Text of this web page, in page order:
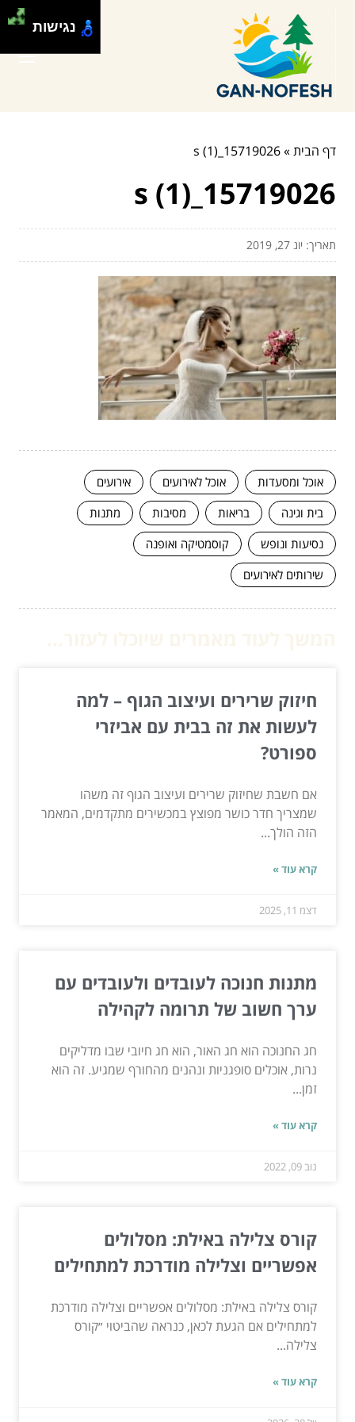
דף הבית»
15719026_s (1)
15719026_s (1)
תאריך: יונ 27, 2019
אוכל ומסעדות אוכל לאירועים
אירועים
בית וגינה
בריאות מסיבות
מתנות
נסיעות ונופש
קוסמטיקה ואופנה
שירותים לאירועים
חיזוק שרירים ועיצוב הגוף – למה
לעשות את זה בבית עם אביזרי
ספורט?
אם חשבת שחיזוק שרירים ועיצוב הגוף זה משהו
שמצריך חדר כושר מפוצץ במכשירים מתקדמים, המאמר
הזה הולך...
קרא עוד »
דצמ 11, 2025
מתנות חנוכה לעובדים ולעובדים עם
ערך חשוב של תרומה לקהילה
חג החנוכה הוא חג האור, הוא חג חיובי שבו מדליקים
נרות, אוכלים סופגניות ונהנים מהחורף שמגיע. זה הוא
זמן...
קרא עוד »
נוב 09, 2022
קורס צלילה באילת: מסלולים
אפשריים וצלילה מודרכת למתחילים
קורס צלילה באילת: מסלולים אפשריים וצלילה מודרכת
למתחילים אם הגעת לכאן, כנראה שהביטוי ״קורס
צלילה...
קרא עוד »
נגישות